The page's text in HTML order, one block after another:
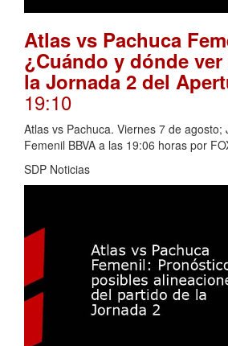
Atlas vs Pachuca
¿Cuándo y dónde
la Jornada 2 del
19:10
Atlas vs Pachuca. Viernes 7 de agosto;
Femenil BBVA a las 19:06 horas por
SDP Noticias